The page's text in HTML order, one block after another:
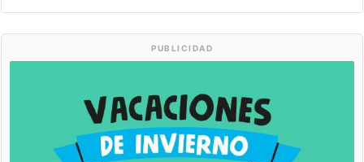
PUBLICIDAD